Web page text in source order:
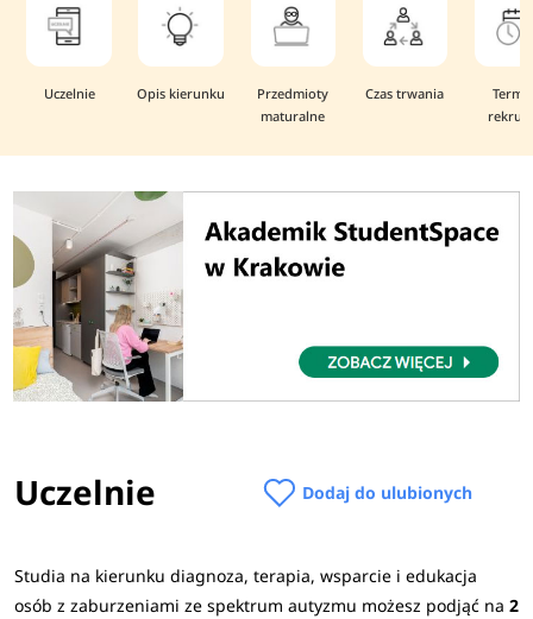
Uczelnie Opis kierunku
Przedmioty
maturalne
Czas trwania
Uczelnie Dodaj do ulubionych
Studia na kierunku diagnoza, terapia, wsparcie i edukacja
osób z zaburzeniami ze spektrum autyzmu możesz podjąć na 2